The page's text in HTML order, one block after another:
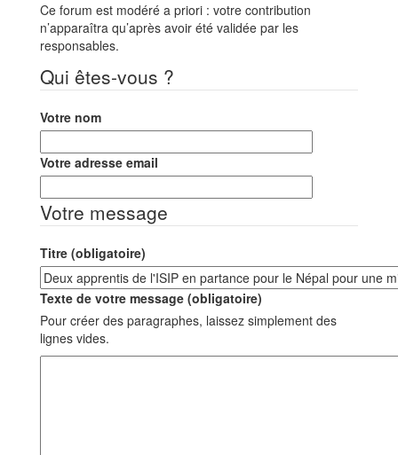
Ce forum est modéré a priori : votre contribution
n’apparaîtra qu’après avoir été validée par les
responsables.
Qui êtes-vous ?
Votre nom
Votre adresse email
Votre message
Titre (obligatoire)
Texte de votre message (obligatoire)
Pour créer des paragraphes, laissez simplement des
lignes vides.